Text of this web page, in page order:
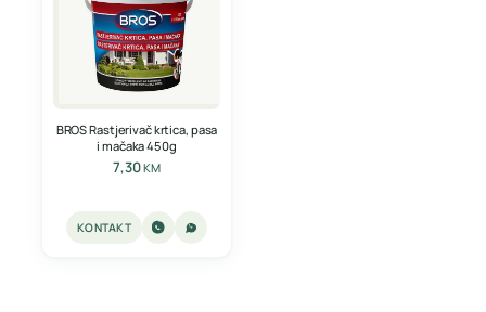
BROS Rastjerivač krtica, pasa
i mačaka 450g
7,30KM
KONTAKT